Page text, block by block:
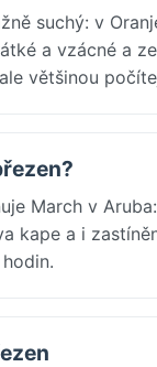
suchý: v
a vzácné a
většinou
March v
kape a i